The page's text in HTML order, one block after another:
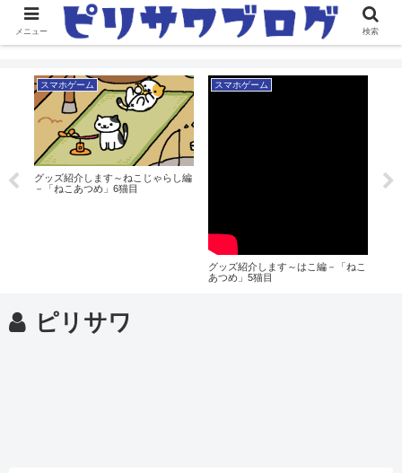
スマホゲーム
グッズ紹介します～ねこじゃらし編
－「ねこあつめ」6猫目
スマホゲーム
グッズ紹介します～はこ編－「ねこ
あつめ」5猫目
新
熱
ピリサワ
メニュー 検索